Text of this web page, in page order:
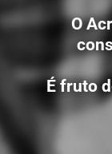
O
É fruto